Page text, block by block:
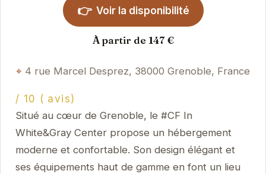
👉 Voir la disponibilité
À partir de 147 €
4 rue Marcel Desprez, 38000 Grenoble, France
/ 10 ( avis)
Situé au cœur de Grenoble, le #CF In
White&Gray Center propose un hébergement
moderne et confortable. Son design élégant et
ses équipements haut de gamme en font un lieu